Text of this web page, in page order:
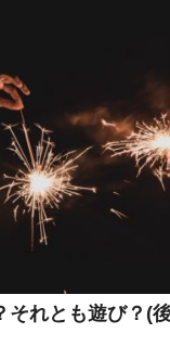
それとも遊び？(